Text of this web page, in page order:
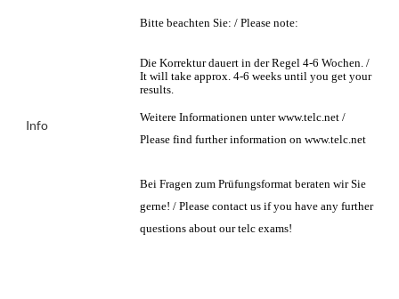
Info
Bitte beachten Sie: / Please note:
Die Korrektur dauert in der Regel 4-6 Wochen. /
It will take approx. 4-6 weeks until you get your
results.
Weitere Informationen unter www.telc.net /
Please find further information on www.telc.net
Bei Fragen zum Prüfungsformat beraten wir Sie
gerne! / Please contact us if you have any further
questions about our telc exams!